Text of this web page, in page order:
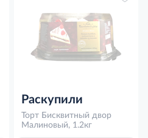
Раскупили
Торт Бисквитный двор
Малиновый, 1.2кг